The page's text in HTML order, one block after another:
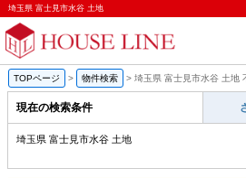
埼玉県 富士見市水谷 土地
TOPページ > 物件検索 > 埼玉県 富士見市水谷 土地
現在の検索条件
埼玉県 富士見市水谷 土地